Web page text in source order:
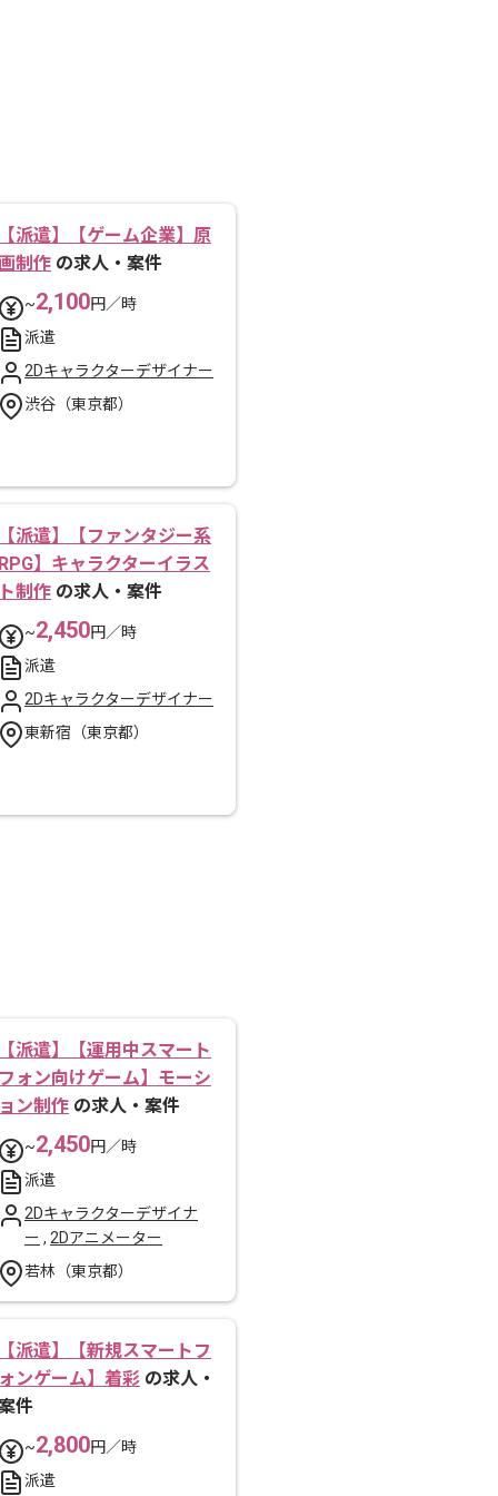
派遣】【ゲーム企業】原
制作 の求人・案件
~2,100円／時
派遣
2Dキャラクターデザイナー
渋谷（東京都）
派遣】【ファンタジー系
】キャラクターイラス
制作 の求人・案件
~2,450円／時
派遣
2Dキャラクターデザイナー
東新宿（東京都）
派遣】【運用中スマート
ォン向けゲーム】モーシ
ン制作 の求人・案件
~2,450円／時
派遣
2Dキャラクターデザイナ
ー , 2Dアニメーター
若林（東京都）
派遣】【新規スマートフ
ンゲーム】着彩 の求人・
件
~2,800円／時
派遣